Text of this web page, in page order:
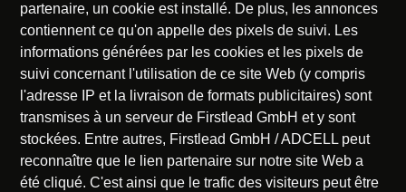
partenaire, un cookie est installé. De plus, les annonces
contiennent ce qu'on appelle des pixels de suivi. Les
informations générées par les cookies et les pixels de
suivi concernant l'utilisation de ce site Web (y compris
l'adresse IP et la livraison de formats publicitaires) sont
transmises à un serveur de Firstlead GmbH et y sont
stockées. Entre autres, Firstlead GmbH / ADCELL peut
reconnaître que le lien partenaire sur notre site Web a
été cliqué. C'est ainsi que le trafic des visiteurs peut être